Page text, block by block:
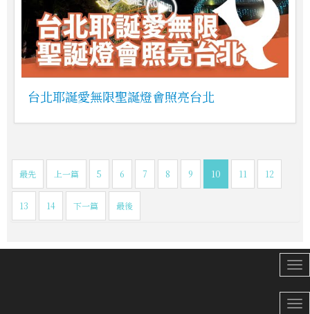
台北耶誕愛無限聖誕燈會照亮台北
最先 上一篇 5 6 7 8 9 10 11 12
13 14 下一篇 最後